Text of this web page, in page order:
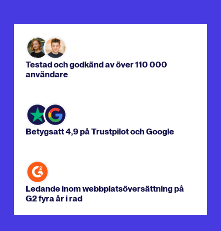
Testad och godkänd av över 110 000
användare
Betygsatt 4,9 på Trustpilot och Google
Ledande inom webbplatsöversättning på
G2 fyra år i rad